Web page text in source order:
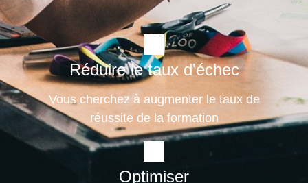
Réduire le taux d'échec
Vous cherchez à augmenter le taux de
réussite de la formation
Optimiser